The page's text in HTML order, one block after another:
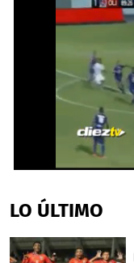
of
27
LO ÚLTIMO